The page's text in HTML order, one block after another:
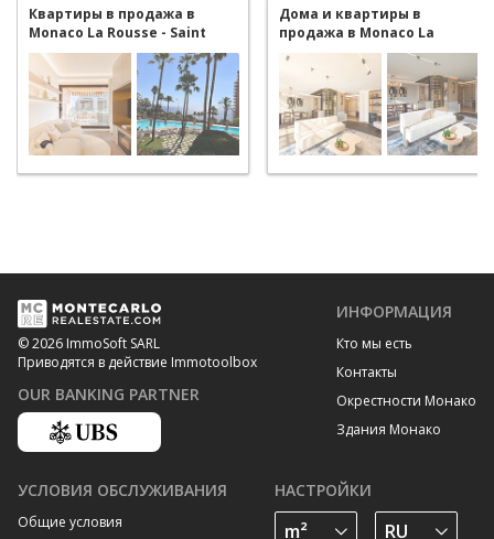
Квартиры в продажа в
Monaco La Rousse - Saint
Roman
Дома и квартиры в
продажа в Monaco La
Rousse - Saint Roman
© 2026 ImmoSoft SARL
Приводятся в действие Immotoolbox
OUR BANKING PARTNER
ИНФОРМАЦИЯ
Кто мы есть
Контакты
Окрестности Монако
Здания Монако
УСЛОВИЯ ОБСЛУЖИВАНИЯ
Общие условия
НАСТРОЙКИ